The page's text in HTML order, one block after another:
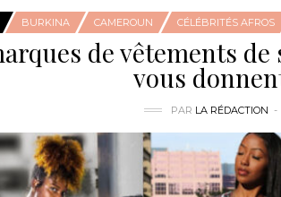
BURKINA CAMEROUN CÉLÉBRITÉS AFROS
de vêtements
vous
PAR LA RÉDACTION